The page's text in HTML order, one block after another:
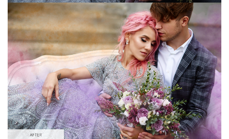
選んでください
Free Photoshop Overlay #4
Small 800*589px
Lightcoral Watercolar
(33 Overlays)